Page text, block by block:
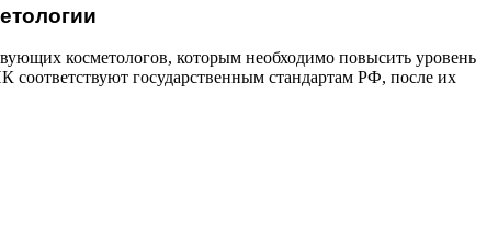
косметологов, которым необходимо повысить уровень
государственным стандартам РФ, после их